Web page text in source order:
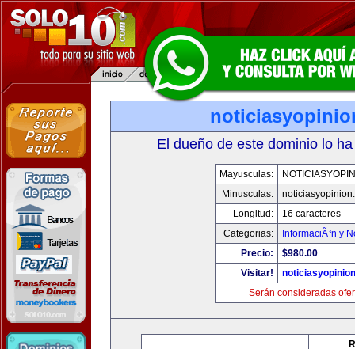
El dueño de este dominio lo
Mayusculas:
Minusculas:
Longitud:
16 caracteres
Categorias:
InformaciÃ³n y
Precio:
$980.00
Visitar!
Serán consideradas